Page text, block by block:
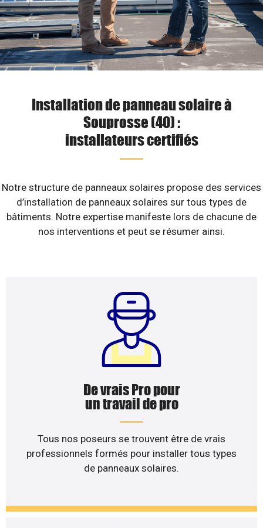
Installation de panneau solaire à
Souprosse (40) :
installateurs certifiés
Notre structure de panneaux solaires propose des services
d’installation de panneaux solaires sur tous types de
bâtiments. Notre expertise manifeste lors de chacune de
nos interventions et peut se résumer ainsi.
De vrais Pro pour
un travail de pro
Tous nos poseurs se trouvent être de vrais
professionnels formés pour installer tous types
de panneaux solaires.